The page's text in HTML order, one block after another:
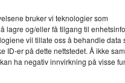
bruker vi teknologier som
lagre og/eller få tilgang til
vil tillate oss å behandle data
ID-er på dette nettstedet. Å ikke
ha negativ innvirkning på visse